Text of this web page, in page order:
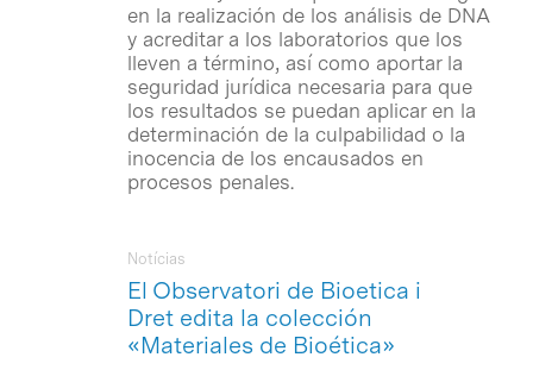
en la realización de los análisis de DNA
y acreditar a los laboratorios que los
lleven a término, así como aportar la
seguridad jurídica necesaria para que
los resultados se puedan aplicar en la
determinación de la culpabilidad o la
inocencia de los encausados en
procesos penales.
El Observatori de Bioetica i
Dret edita la colección
«Materiales de Bioética»
Notícias